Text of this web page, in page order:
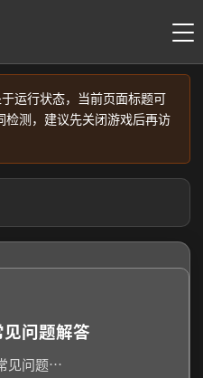
运行状态，当前页面标题可
测，建议先关闭游戏后再访
问题解答
见问题…